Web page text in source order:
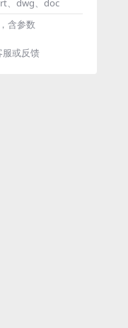
含参数
服或反馈